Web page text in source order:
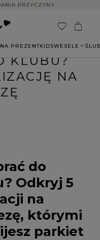
PRZYCZYNY
NA PREZENTKIDSWESELE
KLUBU?
NA
do
Odkryj 5
na
którymi
parkiet